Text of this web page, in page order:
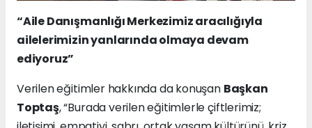
“Aile Danışmanlığı Merkezimiz aracılığıyla
ailelerimizin yanlarında olmaya devam
ediyoruz”
Verilen eğitimler hakkında da konuşan Başkan
Toptaş, “Burada verilen eğitimlerle çiftlerimiz;